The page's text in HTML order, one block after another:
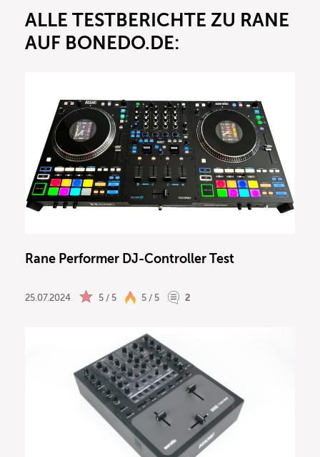
ALLE TESTBERICHTE ZU RANE
AUF BONEDO.DE:
Rane Performer DJ-Controller Test
25.07.2024 5 / 5 5 / 5 2